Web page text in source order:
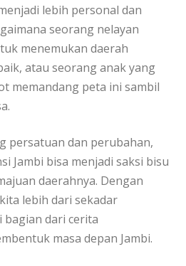
lebih personal dan
seorang nelayan
menemukan daerah
atau seorang anak yang
memandang peta ini sambil
persatuan dan perubahan,
Jambi bisa menjadi saksi bisu
daerahnya. Dengan
lebih dari sekadar
bagian dari cerita
masa depan Jambi.